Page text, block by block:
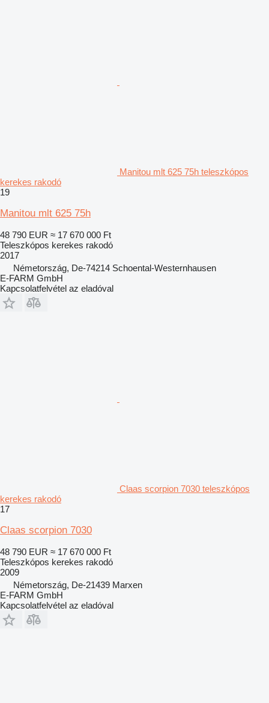
Manitou mlt 625 75h teleszkópos
kerekes rakodó
19
Manitou mlt 625 75h
48 790 EUR ≈ 17 670 000 Ft
Teleszkópos kerekes rakodó
2017
Németország, De-74214 Schoental-Westernhausen
E-FARM GmbH
Kapcsolatfelvétel az eladóval
Claas scorpion 7030 teleszkópos
kerekes rakodó
17
Claas scorpion 7030
48 790 EUR ≈ 17 670 000 Ft
Teleszkópos kerekes rakodó
2009
Németország, De-21439 Marxen
E-FARM GmbH
Kapcsolatfelvétel az eladóval